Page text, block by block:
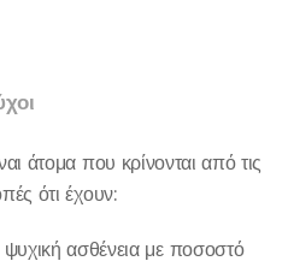
άτομα που κρίνονται από τις
ότι έχουν:
ασθένεια με ποσοστό